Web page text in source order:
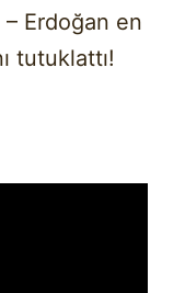
Erdoğan en
tutuklattı!